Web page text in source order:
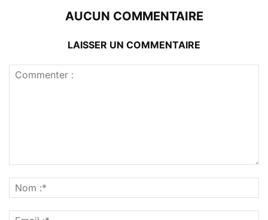
AUCUN COMMENTAIRE
LAISSER UN COMMENTAIRE